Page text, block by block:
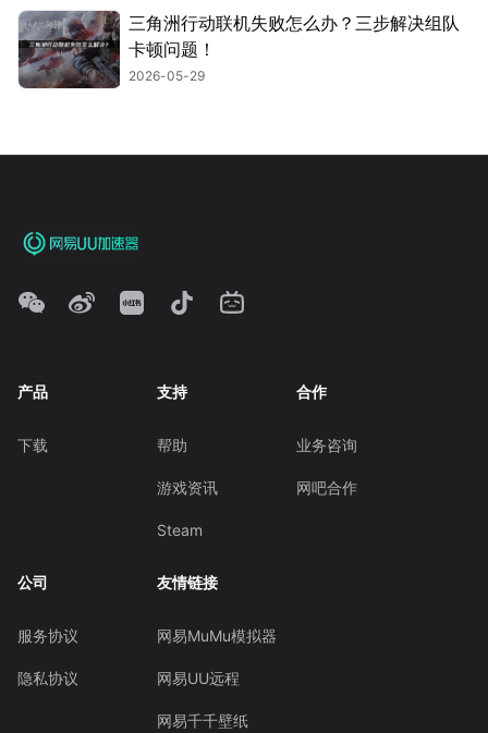
三角洲行动联机失败怎么办？三步解决组队
卡顿问题！
2026-05-29
产品
下载
支持
帮助
游戏资讯
Steam
合作
业务咨询
网吧合作
公司
服务协议
隐私协议
友情链接
网易MuMu模拟器
网易UU远程
网易千千壁纸